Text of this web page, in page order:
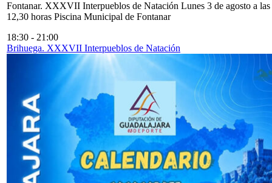
Fontanar. XXXVII Interpueblos de Natación Lunes 3 de agosto a las
12,30 horas Piscina Municipal de Fontanar
18:30 - 21:00
Brihuega. XXXVII Interpueblos de Natación